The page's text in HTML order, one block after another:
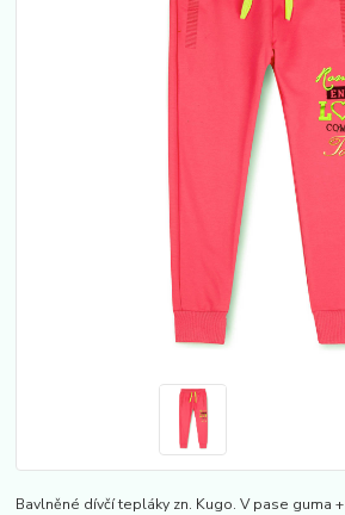
Bavlněné dívčí tepláky zn. Kugo. V pase guma